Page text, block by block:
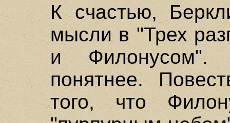
К счастью,
мысли в "Трех
и Филонусом".
понятнее.
того, что